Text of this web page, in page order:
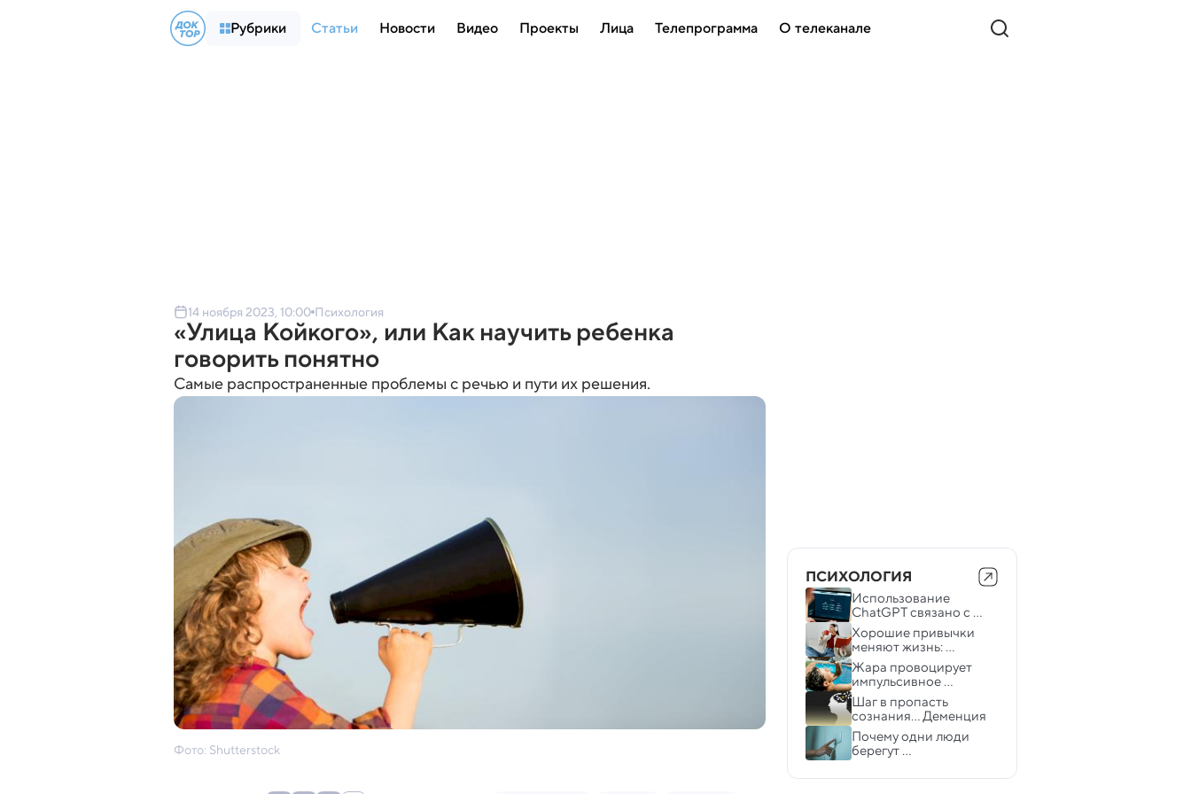
Рубрики Статьи Новости Видео Проекты Лица Телепрограмма О телеканале
14 ноября 2023, 10:00 Психология
«Улица Койкого», или Как научить ребенка
говорить понятно
Самые распространенные проблемы с речью и пути их решения.
Фото: Shutterstock
ПСИХОЛОГИЯ
Использование
ChatGPT связано с
ухудшением
психического
здоровья
Хорошие привычки
меняют жизнь:
психолог рассказал,
как настроить мозг на
нужный курс
Жара провоцирует
импульсивное
поведение — новое
исследование
Шаг в пропасть
сознания... Деменция
Почему одни люди
берегут
электроэнергию, а
другие нет — психологи